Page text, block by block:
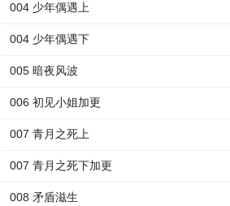
004 少年偶遇上
004 少年偶遇下
005 暗夜风波
006 初见小姐加更
007 青月之死上
007 青月之死下加更
008 矛盾滋生